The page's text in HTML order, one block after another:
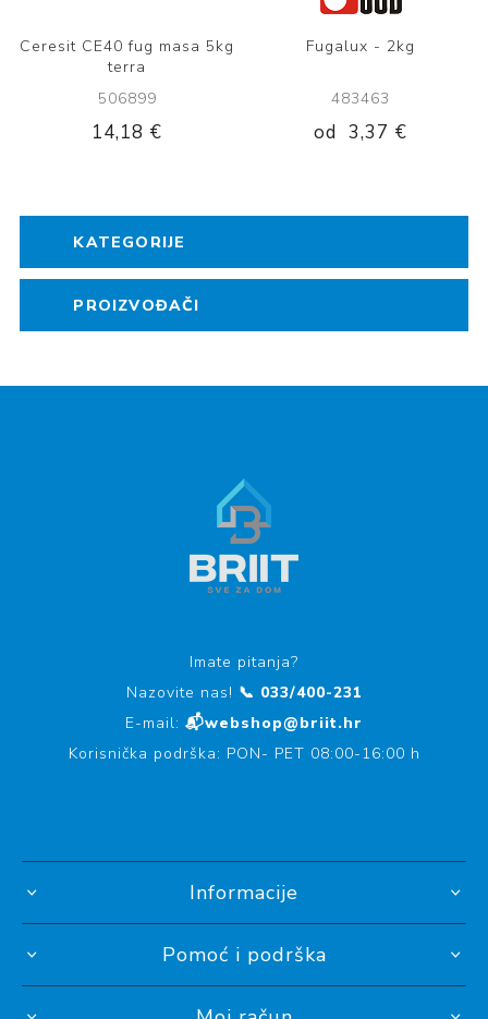
Ceresit CE40 fug masa 5kg
terra
506899
14,18 €
Fugalux - 2kg
483463
od 3,37 €
KATEGORIJE
PROIZVOĐAČI
Imate pitanja?
Nazovite nas! 📞 033/400-231
E-mail: 📬webshop@briit.hr
Korisnička podrška: PON- PET 08:00-16:00 h
Informacije
Pomoć i podrška